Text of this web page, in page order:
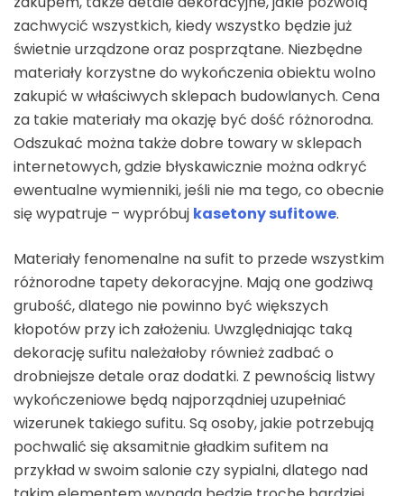
zachwycić wszystkich, kiedy wszystko będzie już
świetnie urządzone oraz posprzątane. Niezbędne
materiały korzystne do wykończenia obiektu wolno
zakupić w właściwych sklepach budowlanych. Cena
za takie materiały ma okazję być dość różnorodna.
Odszukać można także dobre towary w sklepach
internetowych, gdzie błyskawicznie można odkryć
ewentualne wymienniki, jeśli nie ma tego, co obecnie
się wypatruje – wypróbuj kasetony sufitowe.
Materiały fenomenalne na sufit to przede wszystkim
różnorodne tapety dekoracyjne. Mają one godziwą
grubość, dlatego nie powinno być większych
kłopotów przy ich założeniu. Uwzględniając taką
dekorację sufitu należałoby również zadbać o
drobniejsze detale oraz dodatki. Z pewnością listwy
wykończeniowe będą najporządniej uzupełniać
wizerunek takiego sufitu. Są osoby, jakie potrzebują
pochwalić się aksamitnie gładkim sufitem na
przykład w swoim salonie czy sypialni, dlatego nad